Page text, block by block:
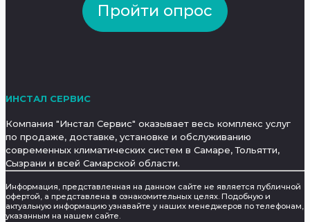
Пройти опрос
ИНСТАЛ СЕРВИС
Компания "Инстал Сервис" оказывает весь комплекс услуг
по продаже, доставке, установке и обслуживанию
современных климатических систем в Самаре, Тольятти,
Сызрани и всей Самарской области.
Информация, представленная на данном сайте не является публичной
офертой, а представлена в ознакомительных целях. Подобную и
актуальную информацию узнавайте у наших менеджеров по телефонам,
указанным на нашем сайте.